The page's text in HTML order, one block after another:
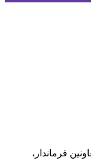
فرماندار،